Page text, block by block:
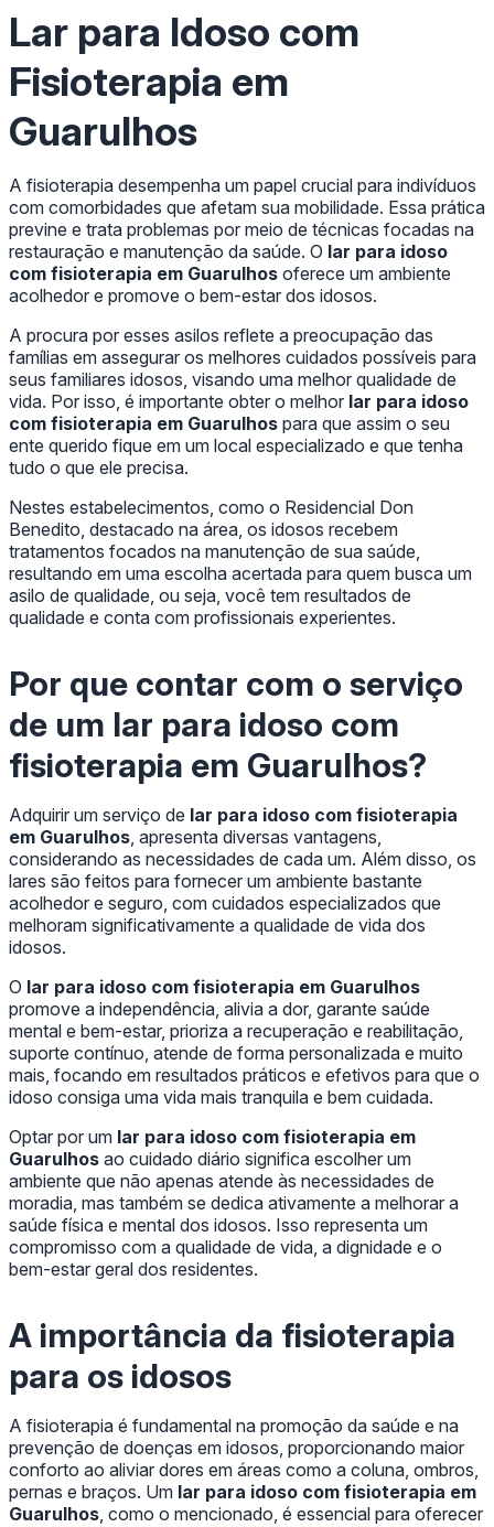
Lar para Idoso com
Fisioterapia em
Guarulhos
A fisioterapia desempenha um papel crucial para indivíduos
com comorbidades que afetam sua mobilidade. Essa prática
previne e trata problemas por meio de técnicas focadas na
restauração e manutenção da saúde. O lar para idoso
com fisioterapia em Guarulhos oferece um ambiente
acolhedor e promove o bem-estar dos idosos.
A procura por esses asilos reflete a preocupação das
famílias em assegurar os melhores cuidados possíveis para
seus familiares idosos, visando uma melhor qualidade de
vida. Por isso, é importante obter o melhor lar para idoso
com fisioterapia em Guarulhos para que assim o seu
ente querido fique em um local especializado e que tenha
tudo o que ele precisa.
Nestes estabelecimentos, como o Residencial Don
Benedito, destacado na área, os idosos recebem
tratamentos focados na manutenção de sua saúde,
resultando em uma escolha acertada para quem busca um
asilo de qualidade, ou seja, você tem resultados de
qualidade e conta com profissionais experientes.
Por que contar com o serviço
de um lar para idoso com
fisioterapia em Guarulhos?
Adquirir um serviço de lar para idoso com fisioterapia
em Guarulhos, apresenta diversas vantagens,
considerando as necessidades de cada um. Além disso, os
lares são feitos para fornecer um ambiente bastante
acolhedor e seguro, com cuidados especializados que
melhoram significativamente a qualidade de vida dos
idosos.
O lar para idoso com fisioterapia em Guarulhos
promove a independência, alivia a dor, garante saúde
mental e bem-estar, prioriza a recuperação e reabilitação,
suporte contínuo, atende de forma personalizada e muito
mais, focando em resultados práticos e efetivos para que o
idoso consiga uma vida mais tranquila e bem cuidada.
Optar por um lar para idoso com fisioterapia em
Guarulhos ao cuidado diário significa escolher um
ambiente que não apenas atende às necessidades de
moradia, mas também se dedica ativamente a melhorar a
saúde física e mental dos idosos. Isso representa um
compromisso com a qualidade de vida, a dignidade e o
bem-estar geral dos residentes.
A importância da fisioterapia
para os idosos
A fisioterapia é fundamental na promoção da saúde e na
prevenção de doenças em idosos, proporcionando maior
conforto ao aliviar dores em áreas como a coluna, ombros,
pernas e braços. Um lar para idoso com fisioterapia em
Guarulhos, como o mencionado, é essencial para oferecer